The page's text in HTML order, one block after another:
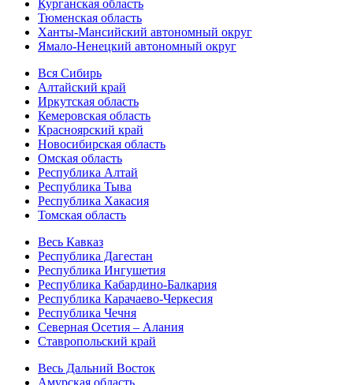
Курганская область
Тюменская область
Ханты-Мансийский автономный округ
Ямало-Ненецкий автономный округ
Вся Сибирь
Алтайский край
Иркутская область
Кемеровская область
Красноярский край
Новосибирская область
Омская область
Республика Алтай
Республика Тыва
Республика Хакасия
Томская область
Весь Кавказ
Республика Дагестан
Республика Ингушетия
Республика Кабардино-Балкария
Республика Карачаево-Черкесия
Республика Чечня
Северная Осетия – Алания
Ставропольский край
Весь Дальний Восток
Амурская область